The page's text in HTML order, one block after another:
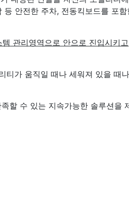
안전한 주차, 전동킥보드를 포
관리영역으로 안으로 진입시키
티가 움직일 때나 세워져 있을 때
할 수 있는 지속가능한 솔루션을